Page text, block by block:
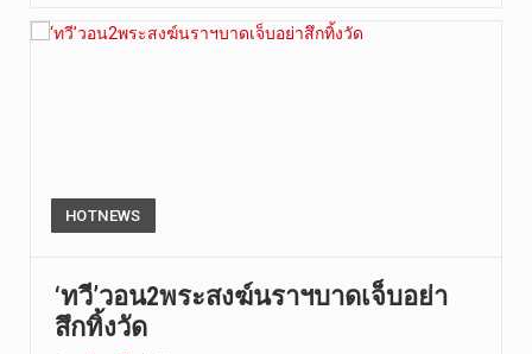
HOTNEWS
‘ทวี’วอน2พระสงฆ์นราฯบาดเจ็บอย่า
สึกทิ้งวัด